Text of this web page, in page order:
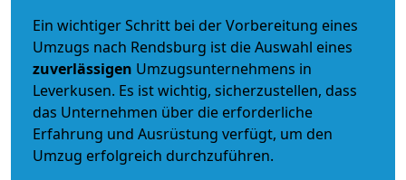
Ein wichtiger Schritt bei der Vorbereitung eines
Umzugs nach Rendsburg ist die Auswahl eines
zuverlässigen Umzugsunternehmens in
Leverkusen. Es ist wichtig, sicherzustellen, dass
das Unternehmen über die erforderliche
Erfahrung und Ausrüstung verfügt, um den
Umzug erfolgreich durchzuführen.